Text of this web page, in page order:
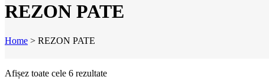
REZON PATE
Home > REZON PATE
Afișez toate cele 6 rezultate